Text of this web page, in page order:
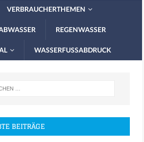
VERBRAUCHERTHEMEN
REGENWASSER
WASSERFUSSABDRUCK
BEITRÄGE